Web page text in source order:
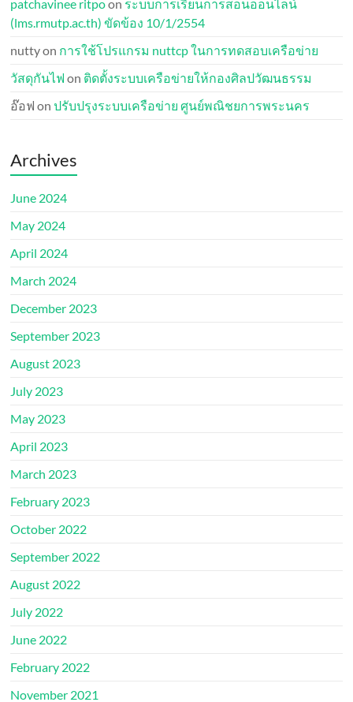
patchavinee ritpoon ระบบการเรียนการสอนออนไลน์
(lms.rmutp.ac.th) ขัดข้อง 10/1/2554
nuttyon การใช้โปรแกรม nuttcp ในการทดสอบเครือข่าย
วัสดุกันไฟ on ติดตั้งระบบเครือข่ายให้กองศิลปวัฒนธรรม
อ๊อฟ onปรับปรุงระบบเครือข่าย ศูนย์พณิชยการพระนคร
Archives
June 2024
May 2024
April 2024
March 2024
December 2023
September 2023
August 2023
July 2023
May 2023
April 2023
March 2023
February 2023
October 2022
September 2022
August 2022
July 2022
June 2022
February 2022
November 2021